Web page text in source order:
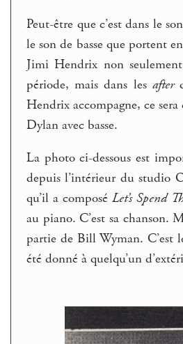
Peut-être que c’est dans le
le son de basse que portent
Jimi Hendrix non
période, mais dans les after
Hendrix accompagne, ce
Dylan avec basse.
La photo ci-dessous est
depuis l’intérieur du studio
qu’il a composé Let’s Spend
au piano. C’est sa chanson.
partie de Bill Wyman. C’est
été donné à quelqu’un